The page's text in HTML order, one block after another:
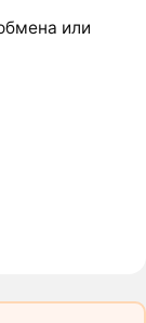
или